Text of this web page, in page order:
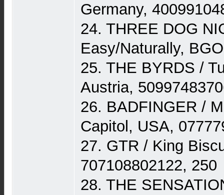
Germany,
24. THREE DOG
Easy/Naturally,
25. THE BYRDS /
Austria,
26. BADFINGER /
Capitol, USA,
27. GTR / King
707108802122, 250
28. THE